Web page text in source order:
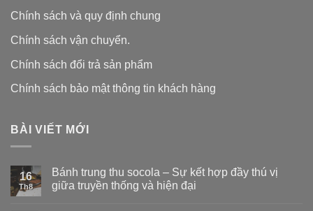
Chính sách và quy định chung
Chính sách vận chuyển.
Chính sách đổi trả sản phẩm
Chính sách bảo mật thông tin khách hàng
BÀI VIẾT MỚI
16
Th8
Bánh trung thu socola – Sự kết hợp đầy thú vị
giữa truyền thống và hiện đại